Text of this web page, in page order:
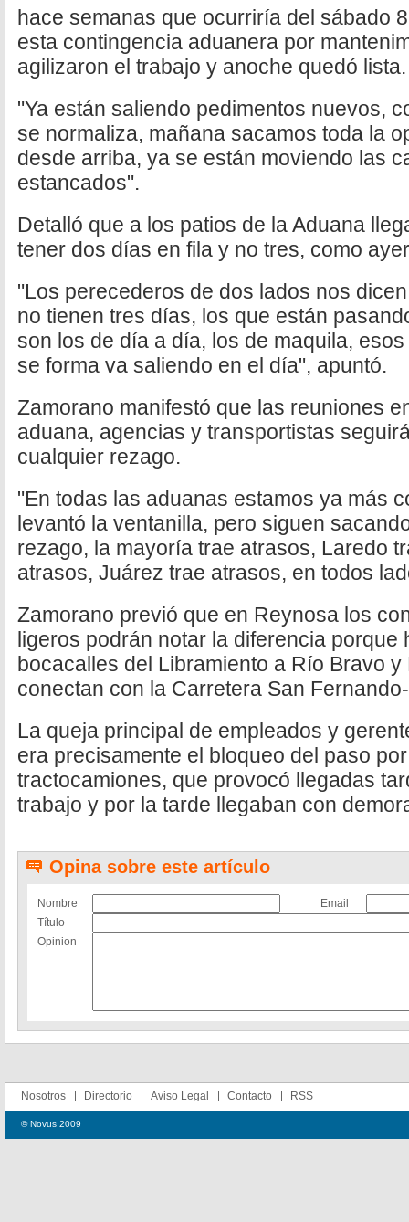
hace semanas que ocurriría del sábado
esta contingencia aduanera por
agilizaron el trabajo y anoche quedó lista.
"Ya están saliendo pedimentos nuevos,
se normaliza, mañana sacamos toda la
desde arriba, ya se están moviendo las
estancados".
Detalló que a los patios de la Aduana
tener dos días en fila y no tres, como
"Los perecederos de dos lados nos
no tienen tres días, los que están
son los de día a día, los de maquila,
se forma va saliendo en el día", apuntó.
Zamorano manifestó que las reuniones
aduana, agencias y transportistas
cualquier rezago.
"En todas las aduanas estamos ya más
levantó la ventanilla, pero siguen
rezago, la mayoría trae atrasos, Laredo
atrasos, Juárez trae atrasos, en todos
Zamorano previó que en Reynosa los
ligeros podrán notar la diferencia porque
bocacalles del Libramiento a Río Bravo
conectan con la Carretera San
La queja principal de empleados y
era precisamente el bloqueo del paso
tractocamiones, que provocó llegadas
trabajo y por la tarde llegaban con
Opina sobre este artículo
Nombre
Email
Título
Opinion
Nosotros Directorio Aviso Legal Contacto RSS
© Novus 2009